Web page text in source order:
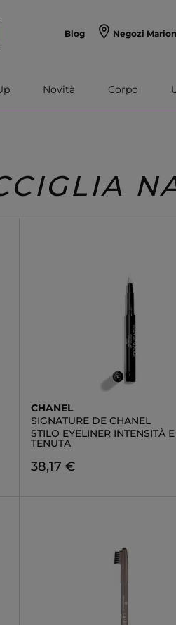
Blog Negozi
Novità Corpo
CHANEL
SIGNATURE DE CHANEL
STILO EYELINER INTENSITÀ
TENUTA
38,17 €